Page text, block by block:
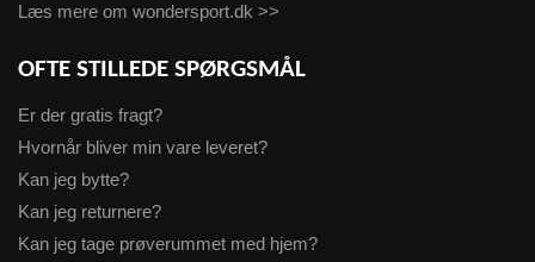
Læs mere om wondersport.dk >>
OFTE STILLEDE SPØRGSMÅL
Er der gratis fragt?
Hvornår bliver min vare leveret?
Kan jeg bytte?
Kan jeg returnere?
Kan jeg tage prøverummet med hjem?